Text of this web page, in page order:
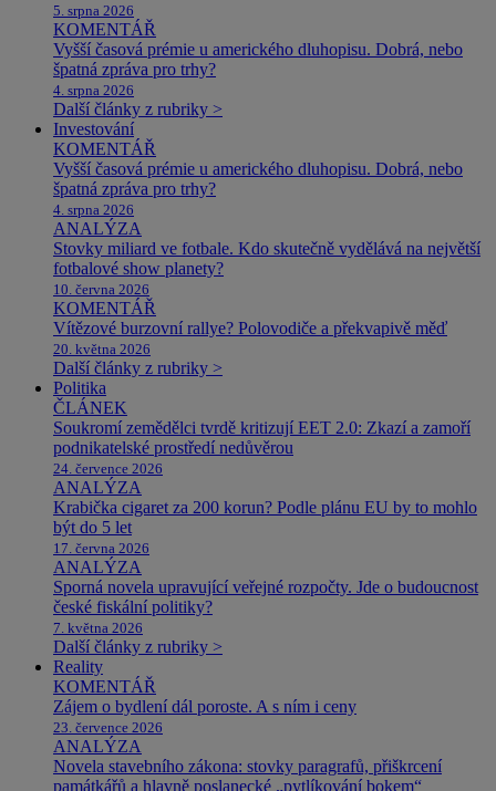
5. srpna 2026
KOMENTÁŘ
Vyšší časová prémie u amerického dluhopisu. Dobrá, nebo
špatná zpráva pro trhy?
4. srpna 2026
Další články z rubriky >
Investování
KOMENTÁŘ
Vyšší časová prémie u amerického dluhopisu. Dobrá, nebo
špatná zpráva pro trhy?
4. srpna 2026
ANALÝZA
Stovky miliard ve fotbale. Kdo skutečně vydělává na největší
fotbalové show planety?
10. června 2026
KOMENTÁŘ
Vítězové burzovní rallye? Polovodiče a překvapivě měď
20. května 2026
Další články z rubriky >
Politika
ČLÁNEK
Soukromí zemědělci tvrdě kritizují EET 2.0: Zkazí a zamoří
podnikatelské prostředí nedůvěrou
24. července 2026
ANALÝZA
Krabička cigaret za 200 korun? Podle plánu EU by to mohlo
být do 5 let
17. června 2026
ANALÝZA
Sporná novela upravující veřejné rozpočty. Jde o budoucnost
české fiskální politiky?
7. května 2026
Další články z rubriky >
Reality
KOMENTÁŘ
Zájem o bydlení dál poroste. A s ním i ceny
23. července 2026
ANALÝZA
Novela stavebního zákona: stovky paragrafů, přiškrcení
památkářů a hlavně poslanecké „pytlíkování bokem“